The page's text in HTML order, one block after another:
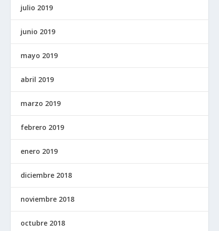
julio 2019
junio 2019
mayo 2019
abril 2019
marzo 2019
febrero 2019
enero 2019
diciembre 2018
noviembre 2018
octubre 2018